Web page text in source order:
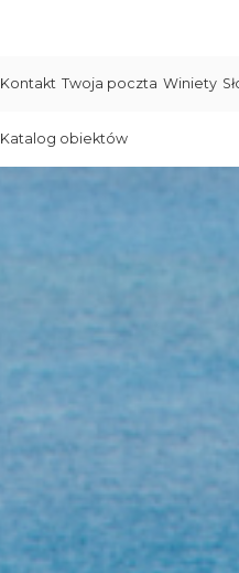
Kontakt Twoja poczta Winiety
Katalog obiektów